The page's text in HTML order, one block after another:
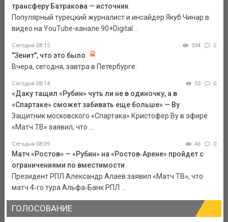
трансферу Батракова — источник
Популярный турецкий журналист и инсайдер Якуб Чинар в
видео на YouTube-канале 90+Digital ...
Сегодня 08:15 334 5
"Зенит", что это было
Вчера, сегодня, завтра в Петербурге.
Сегодня 08:14 53 0
«Даку тащил «Рубин» чуть ли не в одиночку, а в
«Спартаке» сможет забивать еще больше» — Ву
Защитник московского «Спартака» Кристофер Ву в эфире
«Матч ТВ» заявил, что ...
Сегодня 08:09 46 0
Матч «Ростов» — «Рубин» на «Ростов‑Арене» пройдет с
ограничениями по вместимости
Президент РПЛ Александр Алаев заявил «Матч ТВ», что
матч 4‑го тура Альфа‑Банк РПЛ ...
ГОЛОСОВАНИЕ